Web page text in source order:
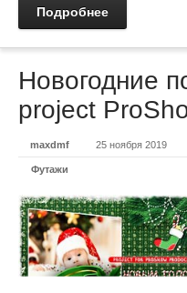
Подробнее
Новогодние
project
maxdmf 25 ноября 2019
Футажи